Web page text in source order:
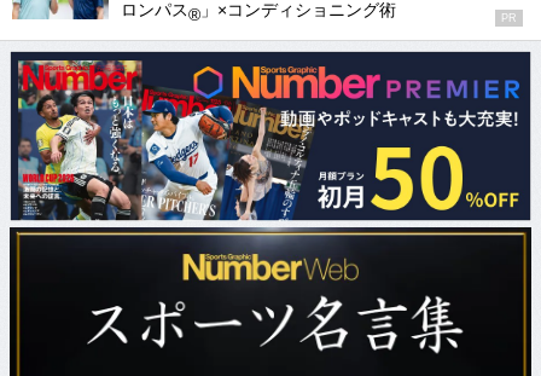
ロンパス® 」×コンディショニング術 PR